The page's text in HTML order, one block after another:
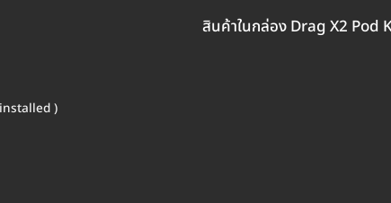
สินค้าในกล่อง Drag X2 Pod
)